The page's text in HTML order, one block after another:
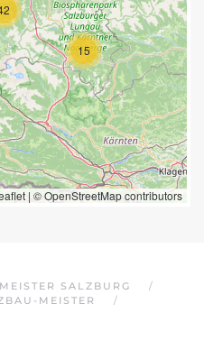
15
| ©OpenStreetMapcontributors
SALZBURG
MEISTER